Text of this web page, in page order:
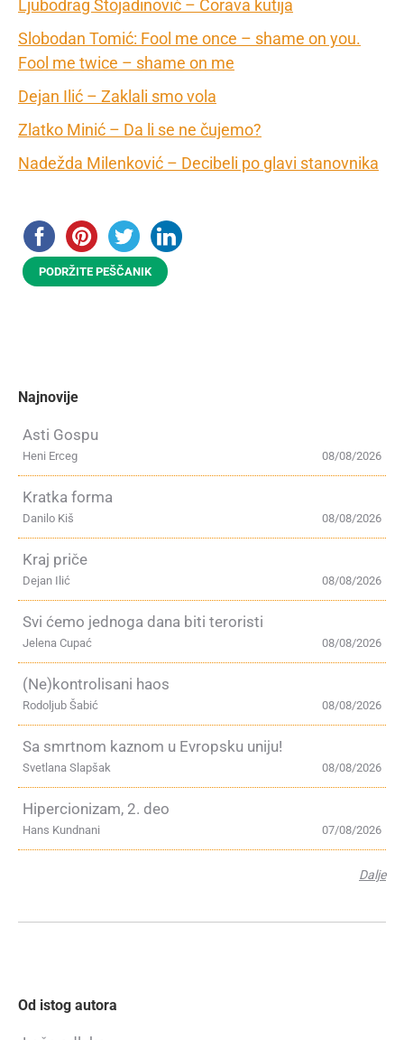
Ljubodrag Stojadinović – Ćorava kutija
Slobodan Tomić: Fool me once – shame on you.
Fool me twice – shame on me
Dejan Ilić – Zaklali smo vola
Zlatko Minić – Da li se ne čujemo?
Nadežda Milenković – Decibeli po glavi stanovnika
PODRŽITE PEŠČANIK
Najnovije
Asti Gospu
08/08/2026
Heni Erceg
Kratka forma
08/08/2026
Danilo Kiš
Kraj priče
08/08/2026
Dejan Ilić
Svi ćemo jednoga dana biti teroristi
08/08/2026
Jelena Cupać
(Ne)kontrolisani haos
08/08/2026
Rodoljub Šabić
Sa smrtnom kaznom u Evropsku uniju!
08/08/2026
Svetlana Slapšak
Hipercionizam, 2. deo
07/08/2026
Hans Kundnani
Dalje
Od istog autora